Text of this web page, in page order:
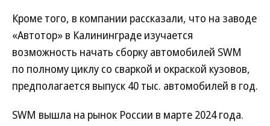
Кроме того, в компании рассказали, что на заводе
«Автотор» в Калининграде изучается
возможность начать сборку автомобилей SWM
по полному циклу со сваркой и окраской кузовов,
предполагается выпуск 40 тыс. автомобилей в год.
SWM вышла на рынок России в марте 2024 года.